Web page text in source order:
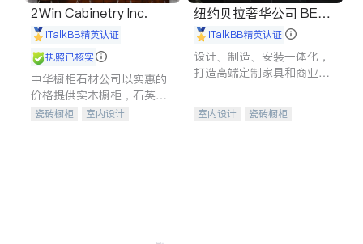
2Win Cabinetry Inc.
iTalkBB精英认证
执照已核实
中华橱柜石材公司以实惠的
价格提供实木橱柜，石英石
台面，多种优质不锈钢水
瓷砖橱柜
室内设计
纽约贝拉奢华公司 BELL
A LUXE
iTalkBB精英认证
设计、制造、安装一体化，
打造高端定制家具和商业空
室内设计
瓷砖橱柜